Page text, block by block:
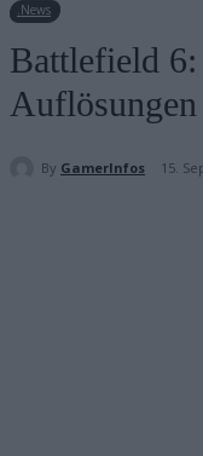
.News
Battlefield
By GamerInfos 15.